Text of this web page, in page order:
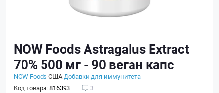
NOW Foods Astragalus Extract
70% 500 мг - 90 веган капс
NOW Foods СШАДобавки для иммунитета
Код товара:816393 3